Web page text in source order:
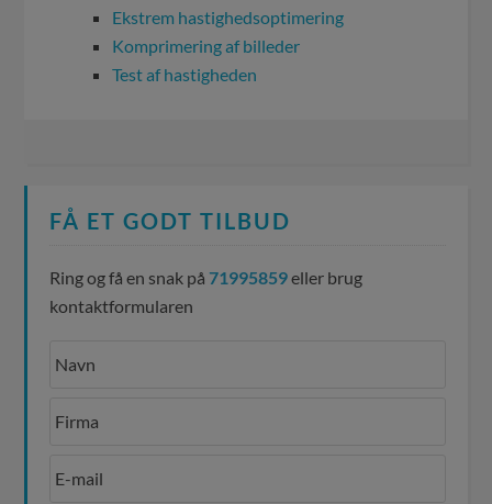
Ekstrem hastighedsoptimering
Komprimering af billeder
Test af hastigheden
FÅ ET GODT TILBUD
Ring og få en snak på71995859eller brug
kontaktformularen